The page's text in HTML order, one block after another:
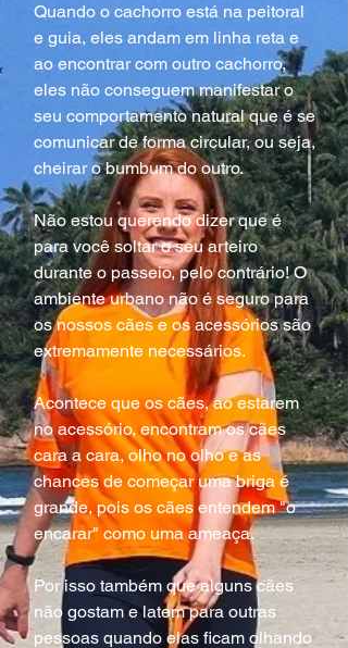
Quando o cachorro está na peitoral
e guia, eles andam em linha reta e
ao encontrar com outro cachorro,
eles não conseguem manifestar o
seu comportamento natural que é se
comunicar de forma circular, ou seja,
cheirar o bumbum do outro.
Não estou querendo dizer que é
para você soltar o seu arteiro
durante o passeio, pelo contrário! O
ambiente urbano não é seguro para
os nossos cães e os acessórios são
extremamente necessários.
Acontece que os cães, ao estarem
no acessório, encontram os cães
cara a cara, olho no olho e as
chances de começar uma briga é
grande, pois os cães entendem "o
encarar" como uma ameaça.
Por isso também que alguns cães
não gostam e latem para outras
pessoas quando elas ficam olhando